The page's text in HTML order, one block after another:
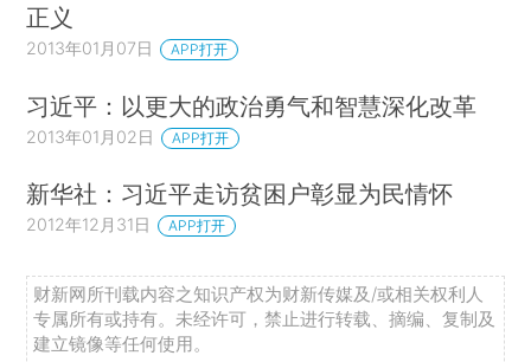
正义
2013年01月07日 APP打开
习近平：以更大的政治勇气和智慧深化改革
2013年01月02日 APP打开
新华社：习近平走访贫困户彰显为民情怀
2012年12月31日 APP打开
财新网所刊载内容之知识产权为财新传媒及/或相关权利人
专属所有或持有。未经许可，禁止进行转载、摘编、复制及
建立镜像等任何使用。